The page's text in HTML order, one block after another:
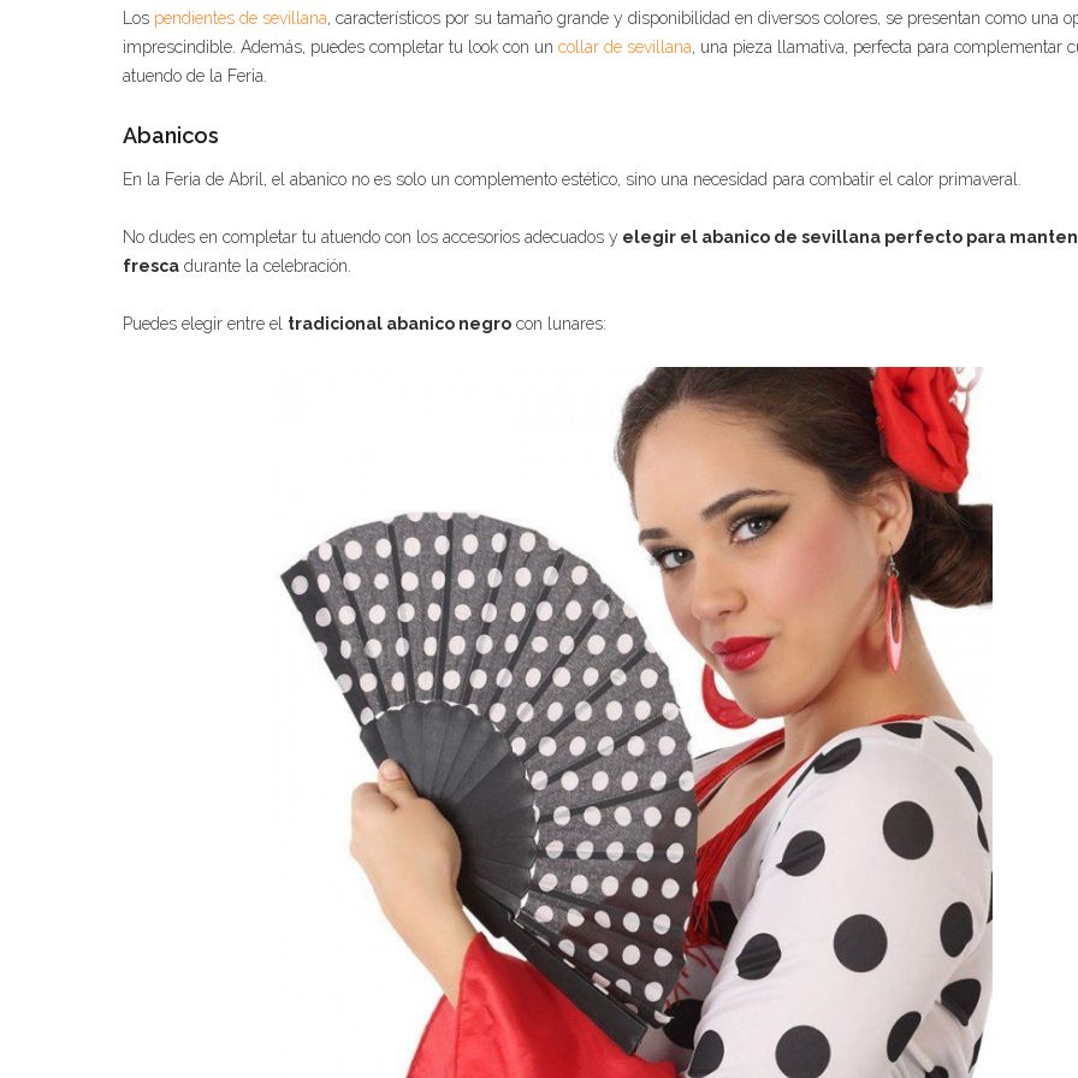
Los pendientes de sevillana, característicos por su tamaño grande y disponibilidad en diversos colores, se presentan como una
imprescindible. Además, puedes completar tu look con un collar de sevillana, una pieza llamativa, perfecta para complementar
atuendo de la Feria.
Abanicos
En la Feria de Abril, el abanico no es solo un complemento estético, sino una necesidad para combatir el calor primaveral.
No dudes en completar tu atuendo con los accesorios adecuados y elegir el abanico de sevillana perfecto para
fresca durante la celebración.
Puedes elegir entre el tradicional abanico negro con lunares: